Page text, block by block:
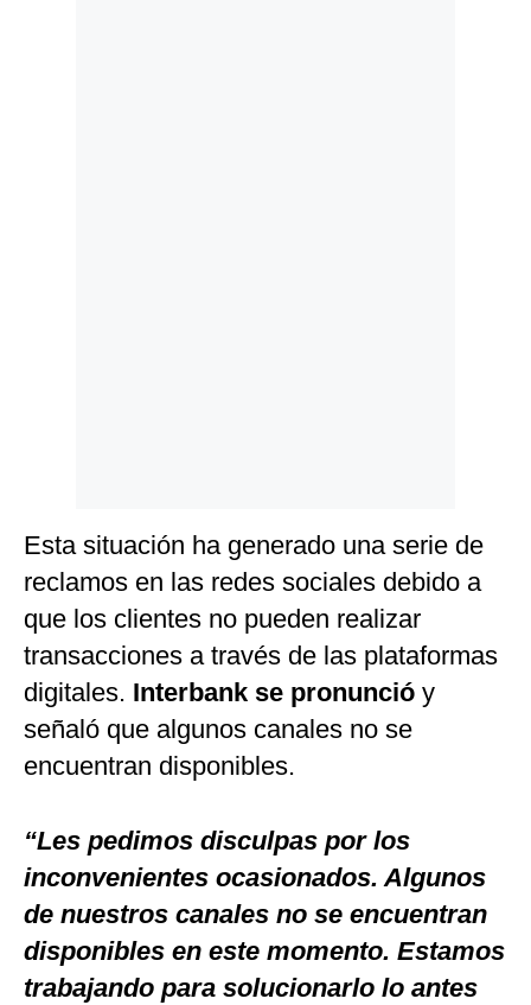
Esta situación ha generado una serie de
reclamos en las redes sociales debido a
que los clientes no pueden realizar
transacciones a través de las plataformas
digitales. Interbank se pronunció y
señaló que algunos canales no se
encuentran disponibles.
“Les pedimos disculpas por los
inconvenientes ocasionados. Algunos
de nuestros canales no se encuentran
disponibles en este momento. Estamos
trabajando para solucionarlo lo antes